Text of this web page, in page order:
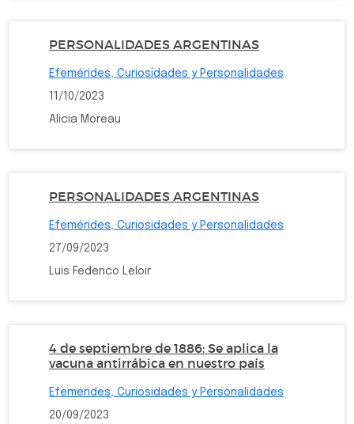
PERSONALIDADES ARGENTINAS
Efemérides, Curiosidades y Personalidades
11/10/2023
Alicia Moreau
PERSONALIDADES ARGENTINAS
Efemérides, Curiosidades y Personalidades
27/09/2023
Luis Federico Leloir
4 de septiembre de 1886: Se aplica la
vacuna antirrábica en nuestro país
Efemérides, Curiosidades y Personalidades
20/09/2023